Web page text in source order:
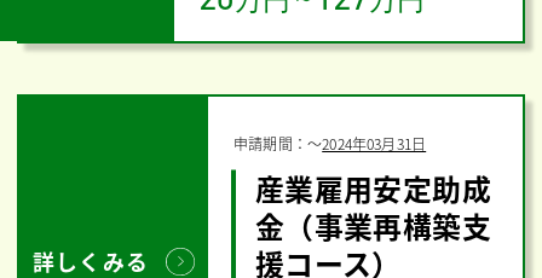
詳しくみる
申請期間：〜2024年03月31日
産業雇用安定助成
金（事業再構築支
援コース）